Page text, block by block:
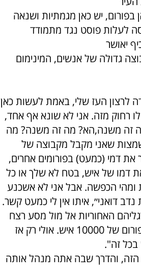
יש כאן מגמתיות ושנאה
לעלות פוסט נגד מתמודד
גדולה של אנשים, המינימום
לרצון העז שלי, באמת לעשות כאן
רחוק מזה. אני לא שונא אף אחד,
זה משנה,הא? מה זה משנה? מה
שאני מקבל מקבוצה של
דמי (כמעט) בפורומים אחרים,
דמו של איש, בטח לא שלך או כל
ומהי הכפשה. אבל אני לא אשכנע
דואני״, איתו אין לי כמעט קשר.
האחוריות אל מול מסע רצח
האופי של כמה אנשים בעיר הזו. יום אחד אולי תנהל פורום של 10000 איש. אולי רק אז
זה".
והדרך שבה אתה מנהל אותה